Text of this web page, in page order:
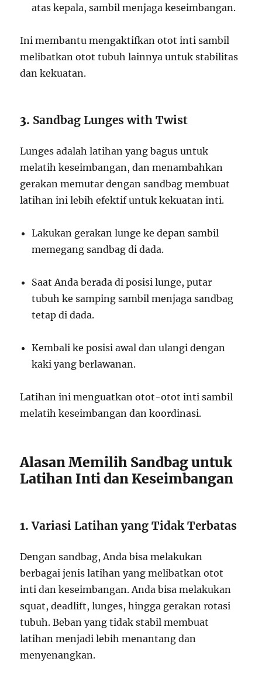
atas kepala, sambil menjaga keseimbangan.
Ini membantu mengaktifkan otot inti sambil
melibatkan otot tubuh lainnya untuk stabilitas
dan kekuatan.
3. Sandbag Lunges with Twist
Lunges adalah latihan yang bagus untuk
melatih keseimbangan, dan menambahkan
gerakan memutar dengan sandbag membuat
latihan ini lebih efektif untuk kekuatan inti.
Lakukan gerakan lunge ke depan sambil
memegang sandbag di dada.
Saat Anda berada di posisi lunge, putar
tubuh ke samping sambil menjaga sandbag
tetap di dada.
Kembali ke posisi awal dan ulangi dengan
kaki yang berlawanan.
Latihan ini menguatkan otot-otot inti sambil
melatih keseimbangan dan koordinasi.
Alasan Memilih Sandbag untuk
Latihan Inti dan Keseimbangan
1.Variasi Latihan yang Tidak Terbatas
Dengan sandbag, Anda bisa melakukan
berbagai jenis latihan yang melibatkan otot
inti dan keseimbangan. Anda bisa melakukan
squat, deadlift, lunges, hingga gerakan rotasi
tubuh. Beban yang tidak stabil membuat
latihan menjadi lebih menantang dan
menyenangkan.